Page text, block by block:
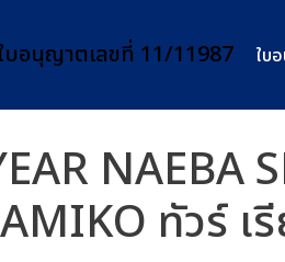
ใบ
NAEBA
ทัวร์